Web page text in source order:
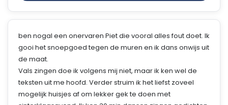
ben nogal een onervaren Piet die vooral alles fout doet. Ik
gooi het snoepgoed tegen de muren en ik dans onwijs uit
de maat.
Vals zingen doe ik volgens mij niet, maar ik ken wel de
teksten uit me hoofd. Verder struim ik het liefst zoveel
mogelijk huisjes af om lekker gek te doen met